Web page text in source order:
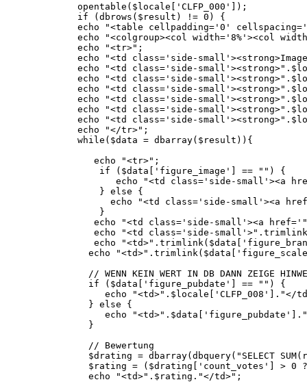
opentable($locale['CLFP_000']);
if (dbrows($result) != 0) {
echo "<table cellpadding='0'
echo "<colgroup><col width='8%'><col
echo "<tr>";
echo "<td class='side-
echo "<td class='side-
echo "<td class='side-
echo "<td class='side-
echo "<td class='side-
echo "<td class='side-
echo "<td class='side-
echo "</tr>";
while($data = dbarray($result)){
echo "<tr>";
if ($data['figure_image'] == "") {
echo "<td class='side-small'><a
} else {
echo "<td class='side-small'><a
}
echo "<td class='side-small'><a
echo "<td class='side-
echo
echo
// WENN KEIN WERT IN DB DANN ZEIGE
if ($data['figure_pubdate'] == "") {
echo "<td>".$locale['CLFP_008']."</
} else {
echo
}
// Bewertung
$drating = dbarray(dbquery("SELECT
$rating = ($drating['count_votes'] > 0 ?
echo "<td>".$rating."</td>";